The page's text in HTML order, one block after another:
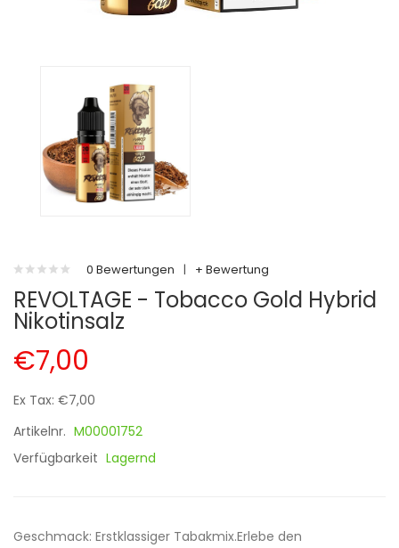
0 Bewertungen | + Bewertung
REVOLTAGE - Tobacco Gold Hybrid
Nikotinsalz
€7,00
Ex Tax: €7,00
Artikelnr. M00001752
Verfügbarkeit Lagernd
Geschmack: Erstklassiger Tabakmix.Erlebe den